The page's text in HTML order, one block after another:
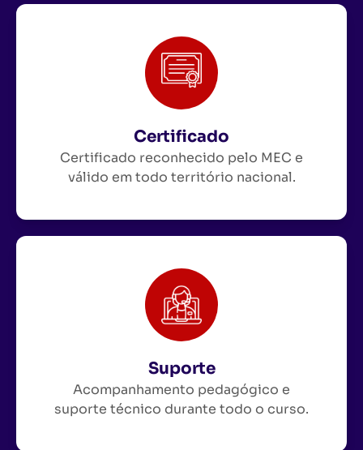
Certificado
Certificado reconhecido pelo MEC e
válido em todo território nacional.
Suporte
Acompanhamento pedagógico e
suporte técnico durante todo o curso.